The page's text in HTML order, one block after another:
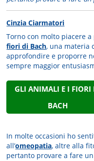
Cinzia Ciarmatori
Torno con molto piacere
fiori di Bach, una materia
approfondire e proporre
sempre maggior
GLI ANIMALI E I FIORI
BACH
In molte occasioni ho
all’omeopatia, altre alla
pertanto provare a fare un